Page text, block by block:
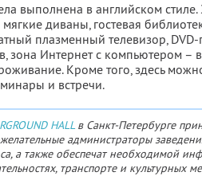
выполнена в английском
диваны, гостевая
плазменный телевизор, DVD-
зона Интернет с компьютером –
Кроме того, здесь
и встречи.
HALLв Санкт-Петербурге
администраторы
а также обеспечат необходимой
транспорте и культурных